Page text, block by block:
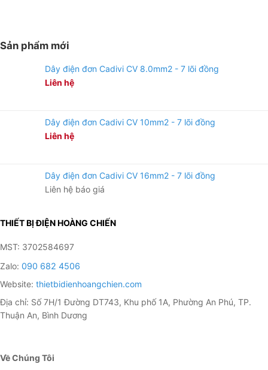
Sản phẩm mới
Dây điện đơn Cadivi CV 8.0mm2 - 7 lõi đồng
Liên hệ
Dây điện đơn Cadivi CV 10mm2 - 7 lõi đồng
Liên hệ
Dây điện đơn Cadivi CV 16mm2 - 7 lõi đồng
Liên hệ báo giá
THIẾT BỊ ĐIỆN HOÀNG CHIẾN
MST: 3702584697
Zalo: 090 682 4506
Website: thietbidienhoangchien.com
Địa chỉ: Số 7H/1 Đường DT743, Khu phố 1A, Phường An Phú, TP.
Thuận An, Bình Dương
Về Chúng Tôi